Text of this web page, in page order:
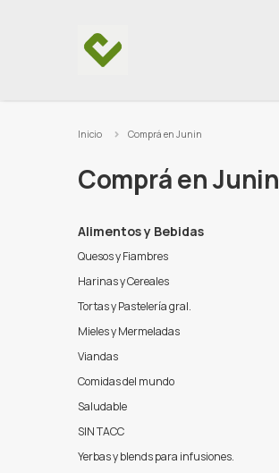
Inicio Comprá en Junin
Comprá en Junin
Alimentos y Bebidas
Quesos y Fiambres
Harinas y Cereales
Tortas y Pastelería gral.
Mieles y Mermeladas
Viandas
Comidas del mundo
Saludable
SIN TACC
Yerbas y blends para infusiones.